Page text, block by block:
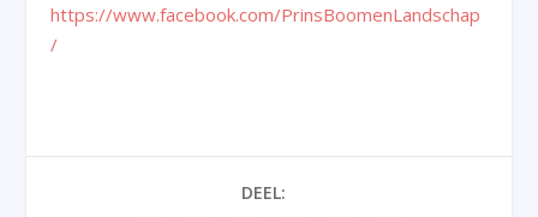
https://www.facebook.com/PrinsBoomenLandschap
/
DEEL: